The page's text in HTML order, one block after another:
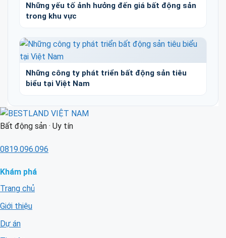
Những yếu tố ảnh hưởng đến giá bất động sản
trong khu vực
Những công ty phát triển bất động sản tiêu
biểu tại Việt Nam
Bất động sản · Uy tín
0819.096.096
Khám phá
Trang chủ
Giới thiệu
Dự án